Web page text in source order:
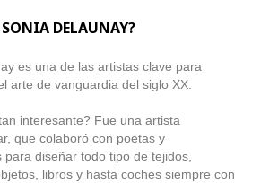
DELAUNAY?
es una de las artistas clave para
arte de vanguardia del siglo XX.
interesante? Fue una artista
que colaboró con poetas y
para diseñar todo tipo de tejidos,
libros y hasta coches siempre con